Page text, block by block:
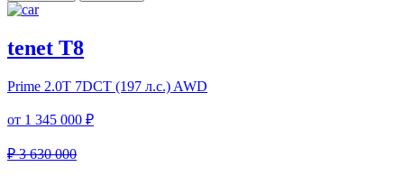
tenet T8
Prime 2.0T 7DCT (197 л.с.) AWD
от 1 345 000 ₽
₽ 3 630 000